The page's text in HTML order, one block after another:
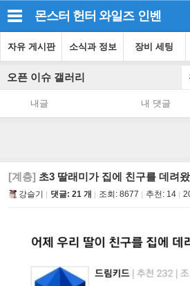
몬스터 헌터 와일즈 인벤
자유 게시판 소식과 정보 장비 세팅
오픈 이슈 갤러리
내글 내 댓글
[계층] 초3 딸래미가 집에 친구를 데려
강슬기 댓글: 21 개 조회: 8677 추천: 14